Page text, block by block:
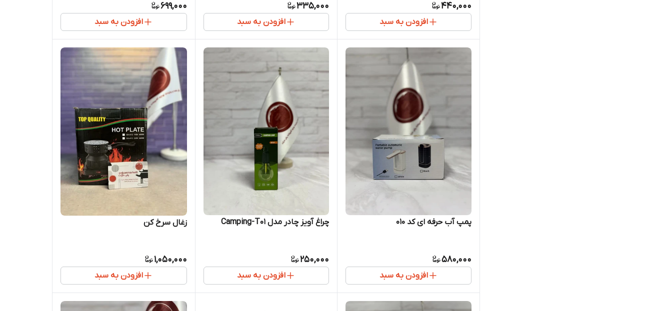
440,000
افزودن به سبد
335,000
افزودن به سبد
699,000
افزودن به سبد
پمپ آب حرفه ای کد 010
580,000
افزودن به سبد
چراغ آویز چادر مدل Camping-T01
250,000
افزودن به سبد
زغال سرخ کن
1,050,000
افزودن به سبد